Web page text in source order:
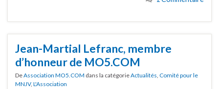
Jean-Martial Lefranc, membre
d’honneur de MO5.COM
DeAssociation MO5.COM dans la catégorieActualités Comité pour le
MNJV, L'Association